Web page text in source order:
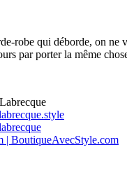
robe qui déborde, on ne
par porter la même
| BoutiqueAvecStyle.com